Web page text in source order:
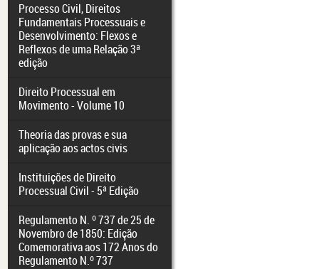
Processo Civil, Direitos
Fundamentais Processuais e
Desenvolvimento: Flexos e
Reflexos de uma Relação 3ª
edição
Direito Processual em
Movimento - Volume 10
Theoria das provas e sua
aplicação aos actos civis
Instituições de Direito
Processual Civil - 5ª Edição
Regulamento N. º 737 de 25 de
Novembro de 1850: Edição
Comemorativa aos 172 Anos do
Regulamento N.º 737